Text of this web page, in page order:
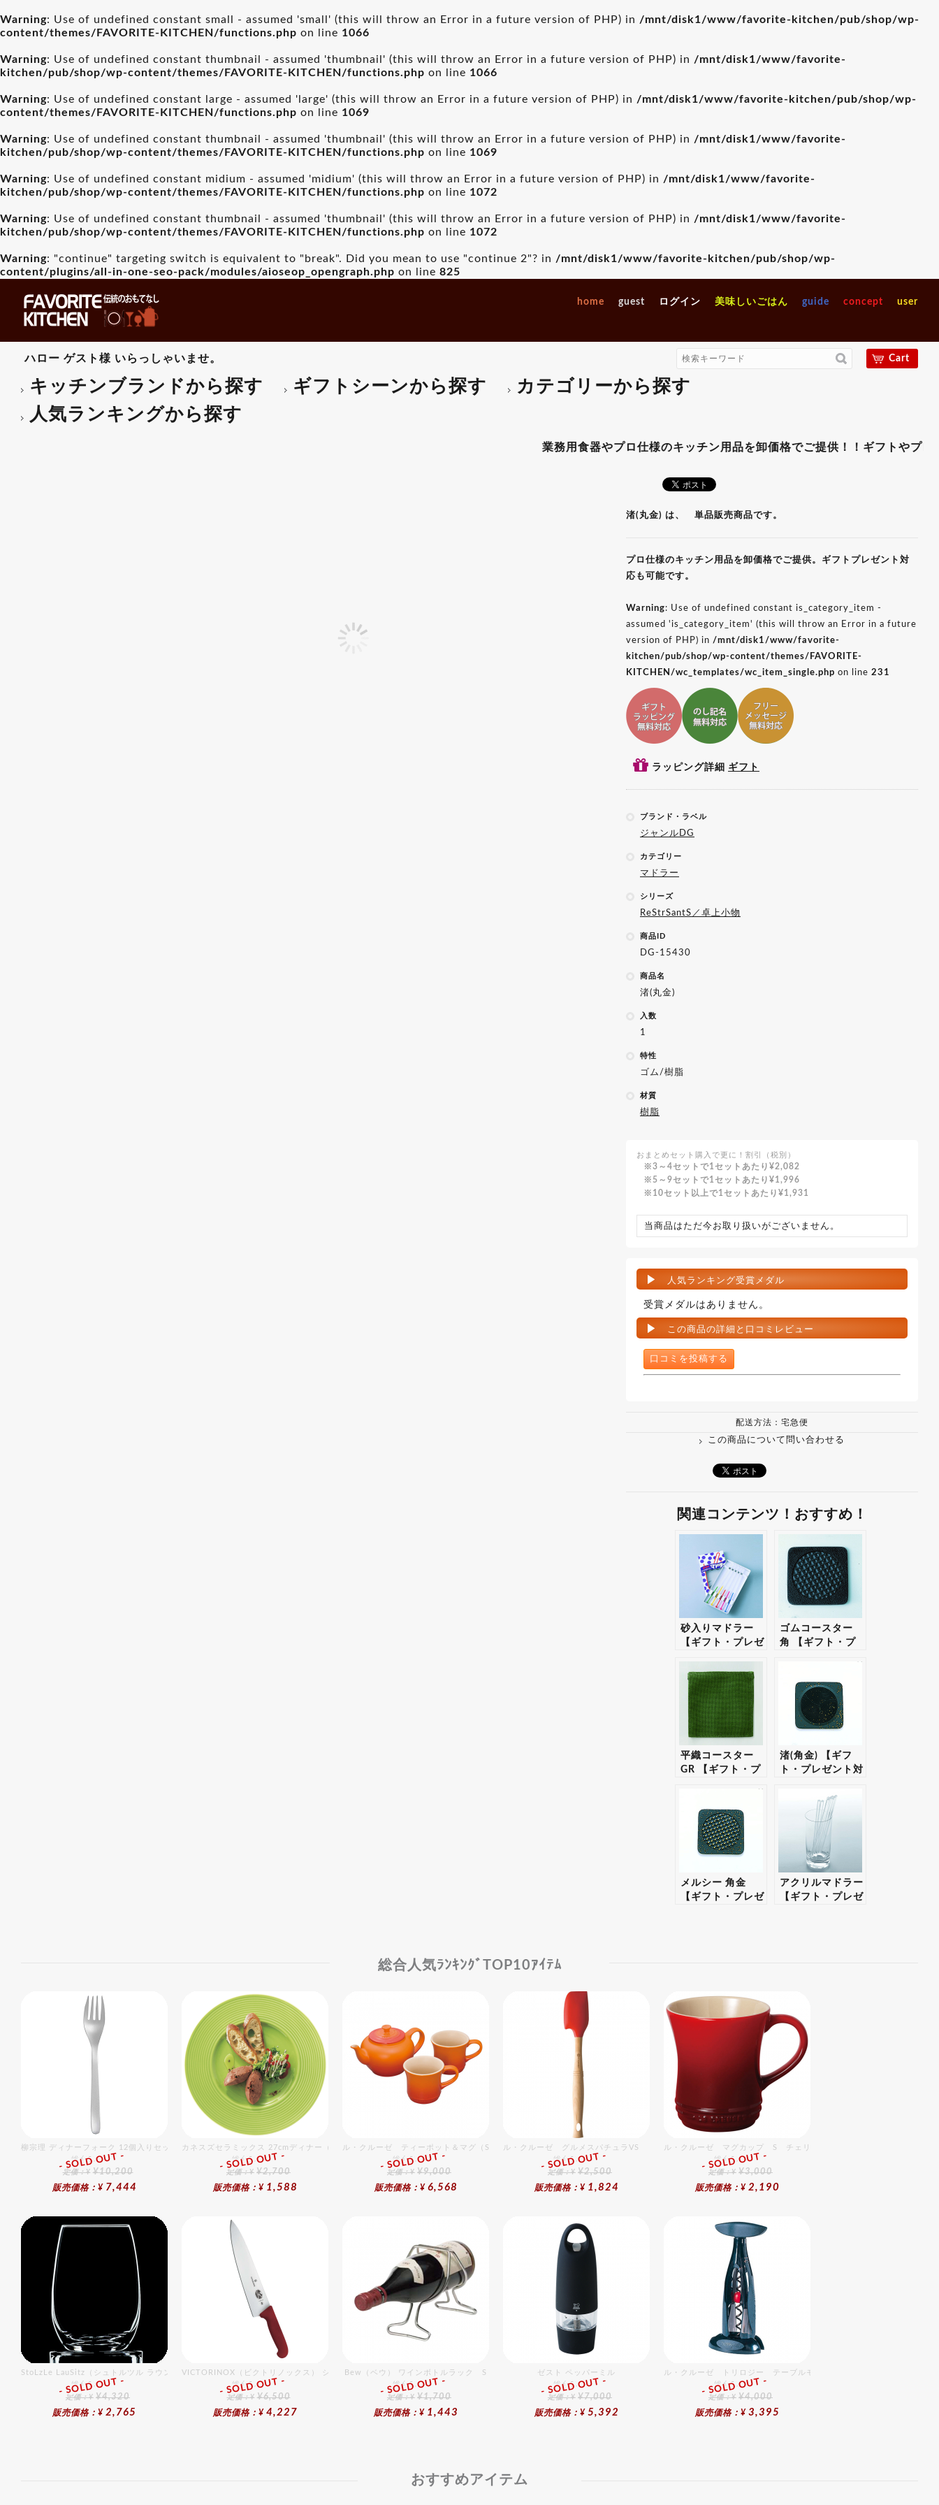
Warning: Use of undefined constant small - assumed 'small' (this will throw an Error in a future version of PHP) in /mnt/disk1/www/favorite-kitchen/pub/shop/wp-
content/themes/FAVORITE-KITCHEN/functions.php on line 1066
Warning: Use of undefined constant thumbnail - assumed 'thumbnail' (this will throw an Error in a future version of PHP) in /mnt/disk1/www/favorite-
kitchen/pub/shop/wp-content/themes/FAVORITE-KITCHEN/functions.php on line 1066
Warning: Use of undefined constant large - assumed 'large' (this will throw an Error in a future version of PHP) in /mnt/disk1/www/favorite-kitchen/pub/shop/wp-
content/themes/FAVORITE-KITCHEN/functions.php on line 1069
Warning: Use of undefined constant thumbnail - assumed 'thumbnail' (this will throw an Error in a future version of PHP) in /mnt/disk1/www/favorite-
kitchen/pub/shop/wp-content/themes/FAVORITE-KITCHEN/functions.php on line 1069
Warning: Use of undefined constant midium - assumed 'midium' (this will throw an Error in a future version of PHP) in /mnt/disk1/www/favorite-
kitchen/pub/shop/wp-content/themes/FAVORITE-KITCHEN/functions.php on line 1072
Warning: Use of undefined constant thumbnail - assumed 'thumbnail' (this will throw an Error in a future version of PHP) in /mnt/disk1/www/favorite-
kitchen/pub/shop/wp-content/themes/FAVORITE-KITCHEN/functions.php on line 1072
Warning: "continue" targeting switch is equivalent to "break". Did you mean to use "continue 2"? in /mnt/disk1/www/favorite-kitchen/pub/shop/wp-
content/plugins/all-in-one-seo-pack/modules/aioseop_opengraph.php on line 825
home guest ログイン 美味しいごはん guide concept user
ハロー ゲスト様 いらっしゃいませ。 Cart
キッチンブランドから探す ギフトシーンから探す
カテゴリーから探す
人気ランキングから探す
業務用食器やプロ仕様のキッチン用品を卸価格でご提供！！ギフトやプレゼン
渚(丸金) は、 単品販売商品です。
プロ仕様のキッチン用品を卸価格でご提供。ギフトプレゼント対
応も可能です。
Warning: Use of undefined constant is_category_item -
assumed 'is_category_item' (this will throw an Error in a future
version of PHP) in /mnt/disk1/www/favorite-
kitchen/pub/shop/wp-content/themes/FAVORITE-
KITCHEN/wc_templates/wc_item_single.php on line 231
ギフトラッピング対応ギフトのし記名対応
ラッピング詳細 ギフト
ブランド・ラベル
ジャンルDG
カテゴリー
マドラー
シリーズ
ReStrSantS／卓上小物
商品ID
DG-15430
商品名
渚(丸金)
入数
1
特性
ゴム/樹脂
材質
樹脂
おまとめセット購入で更に！割引（税別）
3～4セットで1セットあたり ¥2,082
5～9セットで1セットあたり ¥1,996
10セット以上で1セットあたり ¥1,931
当商品はただ今お取り扱いがございません。
人気ランキング受賞メダル
受賞メダルはありません。
この商品の詳細と口コミレビュー
口コミを投稿する
配送方法：宅急便
この商品について問い合わせる
関連コンテンツ！おすすめ！
砂入りマドラー
【ギフト・プレゼ
ゴムコースター
角 【ギフト・プ
平織コースター
GR 【ギフト・プ
渚(角金) 【ギフ
ト・プレゼント対
メルシー 角金
【ギフト・プレゼ
アクリルマドラー
【ギフト・プレゼ
総合人気ﾗﾝｷﾝｸﾞTOP10ｱｲﾃﾑ
柳宗理 ディナーフォーク 12個入りセット
総合ﾗﾝｷﾝｸﾞ
定価：¥ ¥10,200
販売価格：¥ 7,444
- SOLD OUT -
カネスズセラミックス 27cmディナー（Hiwa）
総合ﾗﾝｷﾝｸﾞ
定価：¥ ¥2,700
販売価格：¥ 1,588
- SOLD OUT -
ル・クルーゼ ティーポット＆マグ（SS）（2個入）セット オレンジ
総合ﾗﾝｷﾝｸﾞ
定価：¥ ¥9,000
販売価格：¥ 6,568
- SOLD OUT -
ル・クルーゼ グルメスパチュラVS （M）チェリーレッド
総合ﾗﾝｷﾝｸﾞ
定価：¥ ¥2,500
販売価格：¥ 1,824
- SOLD OUT -
ル・クルーゼ マグカップ S チェリーレッド
総合ﾗﾝｷﾝｸﾞ
定価：¥ ¥3,000
販売価格：¥ 2,190
- SOLD OUT -
StoLzLe LauSitz（シュトルツル ラウンジッツ） タンブラー 352 6個入りセット
総合ﾗﾝｷﾝｸﾞ
定価：¥ ¥4,320
販売価格：¥ 2,765
- SOLD OUT -
VICTORINOX（ビクトリノックス） シェフナイフ（牛刀）RD 25cm
総合ﾗﾝｷﾝｸﾞ
定価：¥ ¥6,500
販売価格：¥ 4,227
- SOLD OUT -
Bew（ベウ） ワインボトルラック S
総合ﾗﾝｷﾝｸﾞ
定価：¥ ¥1,700
販売価格：¥ 1,443
- SOLD OUT -
ゼスト ペッパーミル
総合ﾗﾝｷﾝｸﾞ
定価：¥ ¥7,000
販売価格：¥ 5,392
- SOLD OUT -
ル・クルーゼ トリロジー テーブルモデルギフトセット
総合ﾗﾝｷﾝｸﾞ
定価：¥ ¥4,000
販売価格：¥ 3,395
- SOLD OUT -
おすすめアイテム